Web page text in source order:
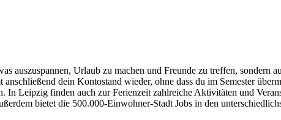
auszuspannen, Urlaub zu machen und Freunde zu treffen, sondern
dein Kontostand wieder, ohne dass du im Semester
Leipzig finden auch zur Ferienzeit zahlreiche Aktivitäten und
bietet die 500.000-Einwohner-Stadt Jobs in den